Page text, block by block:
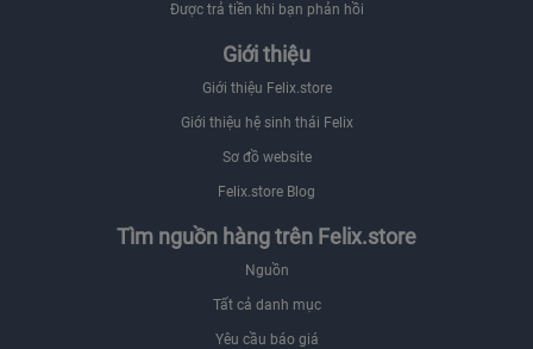
Được trả tiền khi bạn phản hồi
Giới thiệu
Giới thiệu Felix.store
Giới thiệu hệ sinh thái Felix
Sơ đồ website
Felix.store Blog
Tìm nguồn hàng trên Felix.store
Nguồn
Tất cả danh mục
Yêu cầu báo giá